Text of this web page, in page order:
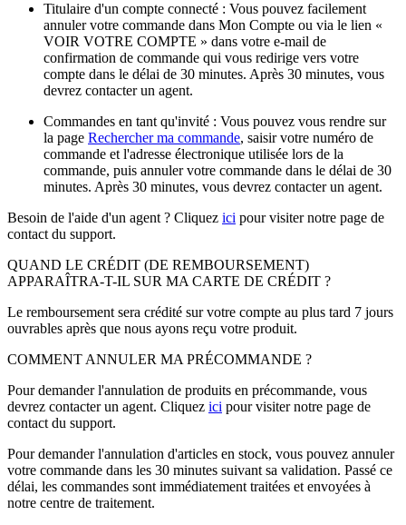
Titulaire d'un compte connecté : Vous pouvez facilement
annuler votre commande dans Mon Compte ou via le lien «
VOIR VOTRE COMPTE » dans votre e-mail de
confirmation de commande qui vous redirige vers votre
compte dans le délai de 30 minutes. Après 30 minutes, vous
devrez contacter un agent.
Commandes en tant qu'invité : Vous pouvez vous rendre sur
la page Rechercher ma commande, saisir votre numéro de
commande et l'adresse électronique utilisée lors de la
commande, puis annuler votre commande dans le délai de 30
minutes. Après 30 minutes, vous devrez contacter un agent.
Besoin de l'aide d'un agent ? Cliquez ici pour visiter notre page de
contact du support.
QUAND LE CRÉDIT (DE REMBOURSEMENT)
APPARAÎTRA-T-IL SUR MA CARTE DE CRÉDIT ?
Le remboursement sera crédité sur votre compte au plus tard 7 jours
ouvrables après que nous ayons reçu votre produit.
COMMENT ANNULER MA PRÉCOMMANDE ?
Pour demander l'annulation de produits en précommande, vous
devrez contacter un agent. Cliquez ici pour visiter notre page de
contact du support.
Pour demander l'annulation d'articles en stock, vous pouvez annuler
votre commande dans les 30 minutes suivant sa validation. Passé ce
délai, les commandes sont immédiatement traitées et envoyées à
notre centre de traitement.